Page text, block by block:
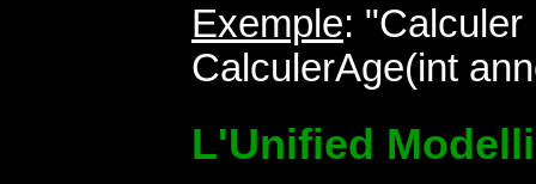
Exemple:
CalculerAge(int
L'Unified